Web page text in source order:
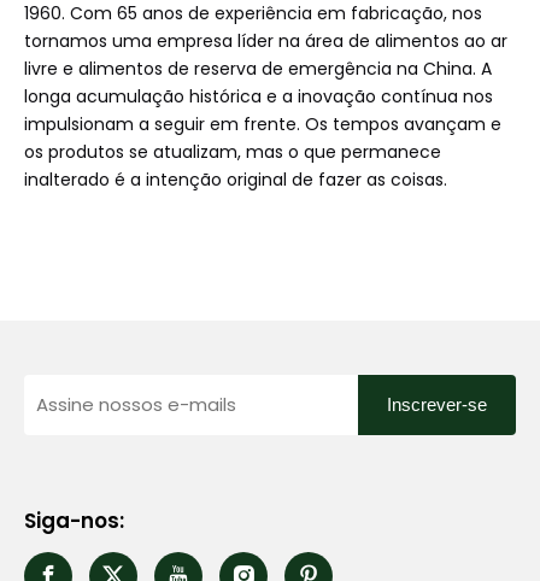
1960. Com 65 anos de experiência em fabricação, nos
tornamos uma empresa líder na área de alimentos ao ar
livre e alimentos de reserva de emergência na China. A
longa acumulação histórica e a inovação contínua nos
impulsionam a seguir em frente. Os tempos avançam e
os produtos se atualizam, mas o que permanece
inalterado é a intenção original de fazer as coisas.
Inscrever-se
Siga-nos: